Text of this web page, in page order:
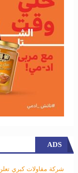
ADS
شركة مقاولات كبري